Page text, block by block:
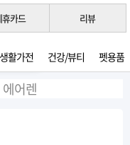
생활가전 건강/뷰티 펫용품
휴카드 리뷰
기 →